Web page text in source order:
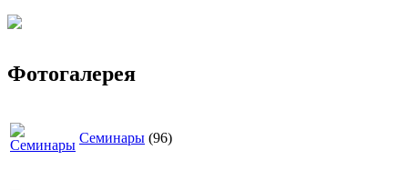
Фотогалерея
Семинары (96)